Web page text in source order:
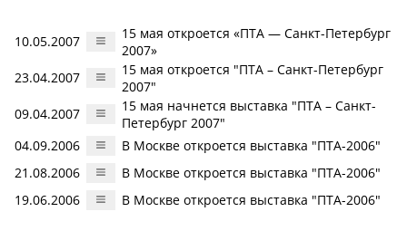
10.05.2007
15 мая откроется «ПТА — Санкт-Петербург
2007»
23.04.2007
15 мая откроется "ПТА – Санкт-Петербург
2007"
09.04.2007
15 мая начнется выставка "ПТА – Санкт-
Петербург 2007"
04.09.2006
В Москве откроется выставка "ПТА-2006"
21.08.2006
В Москве откроется выставка "ПТА-2006"
19.06.2006
В Москве откроется выставка "ПТА-2006"